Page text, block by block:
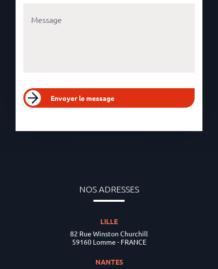
Envoyer le message
NOS ADRESSES
LILLE
82 Rue Winston Churchill
59160 Lomme - FRANCE
NANTES